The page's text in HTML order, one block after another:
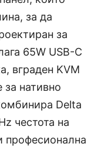
за да
за
65W USB-C
вграден KVM
нативно
Delta
честота на
професионална